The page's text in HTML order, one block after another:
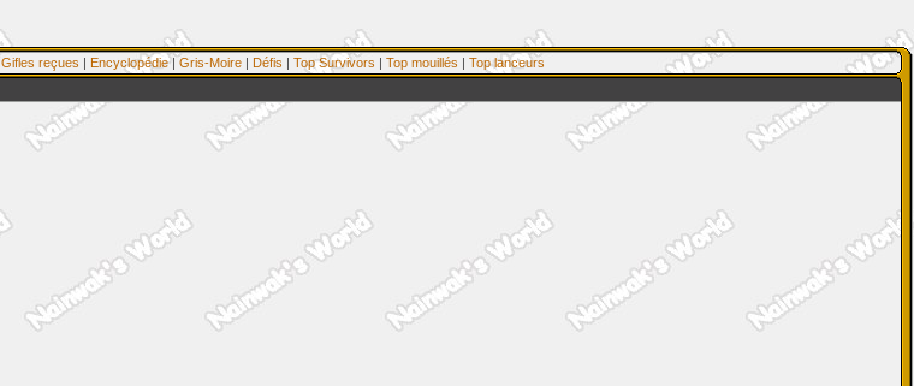
Gifles reçues | Encyclopédie| Gris-Moire | Défis | Top Survivors | Top mouillés | Top lanceurs